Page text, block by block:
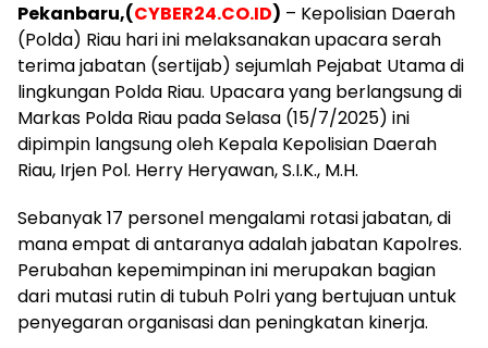
Pekanbaru,(CYBER24.CO.ID) – Kepolisian Daerah
(Polda) Riau hari ini melaksanakan upacara serah
terima jabatan (sertijab) sejumlah Pejabat Utama di
lingkungan Polda Riau. Upacara yang berlangsung di
Markas Polda Riau pada Selasa (15/7/2025) ini
dipimpin langsung oleh Kepala Kepolisian Daerah
Riau, Irjen Pol. Herry Heryawan, S.I.K., M.H.
Sebanyak 17 personel mengalami rotasi jabatan, di
mana empat di antaranya adalah jabatan Kapolres.
Perubahan kepemimpinan ini merupakan bagian
dari mutasi rutin di tubuh Polri yang bertujuan untuk
penyegaran organisasi dan peningkatan kinerja.